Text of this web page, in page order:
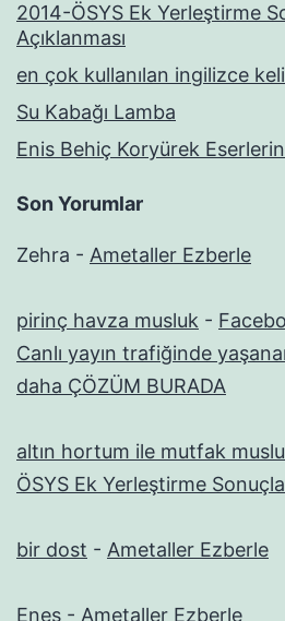
2014-ÖSYS Ek Yerleştirme
Açıklanması
en çok kullanılan ingilizce
Su Kabağı Lamba
Enis Behiç Koryürek
Son Yorumlar
Zehra - Ametaller Ezberle
pirinç havza musluk -
Canlı yayın trafiğinde
daha ÇÖZÜM BURADA
altın hortum ile mutfak
ÖSYS Ek Yerleştirme
bir dost - Ametaller Ezberle
Enes - Ametaller Ezberle